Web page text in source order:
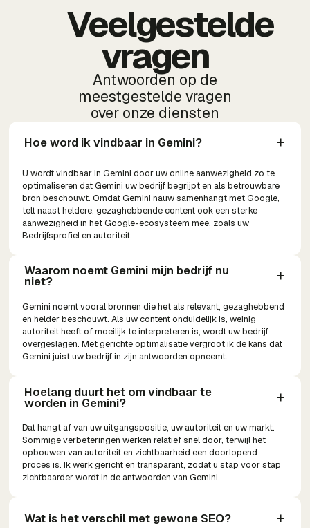
Veelgestelde
vragen
Antwoorden op de
meestgestelde vragen
over onze diensten
Hoe word ik vindbaar in Gemini?
U wordt vindbaar in Gemini door uw online aanwezigheid zo te
optimaliseren dat Gemini uw bedrijf begrijpt en als betrouwbare
bron beschouwt. Omdat Gemini nauw samenhangt met Google,
telt naast heldere, gezaghebbende content ook een sterke
aanwezigheid in het Google-ecosysteem mee, zoals uw
Bedrijfsprofiel en autoriteit.
Waarom noemt Gemini mijn bedrijf nu
niet?
Gemini noemt vooral bronnen die het als relevant, gezaghebbend
en helder beschouwt. Als uw content onduidelijk is, weinig
autoriteit heeft of moeilijk te interpreteren is, wordt uw bedrijf
overgeslagen. Met gerichte optimalisatie vergroot ik de kans dat
Gemini juist uw bedrijf in zijn antwoorden opneemt.
Hoelang duurt het om vindbaar te
worden in Gemini?
Dat hangt af van uw uitgangspositie, uw autoriteit en uw markt.
Sommige verbeteringen werken relatief snel door, terwijl het
opbouwen van autoriteit en zichtbaarheid een doorlopend
proces is. Ik werk gericht en transparant, zodat u stap voor stap
zichtbaarder wordt in de antwoorden van Gemini.
Wat is het verschil met gewone SEO?